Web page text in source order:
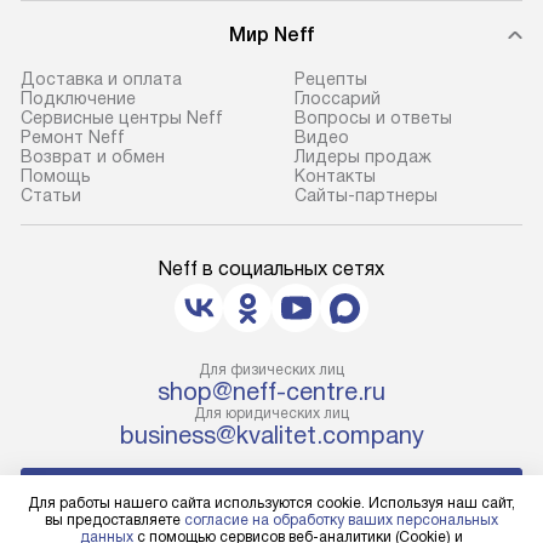
Мир Neff
Доставка и оплата
Подключение
Сервисные центры Neff
Ремонт Neff
Возврат и обмен
Помощь
Статьи
Рецепты
Глоссарий
Вопросы и ответы
Видео
Лидеры продаж
Контакты
Сайты-партнеры
Neff в социальных сетях
Для физических лиц
shop@neff-centre.ru
Для юридических лиц
business@kvalitet.company
Для работы нашего сайта используются cookie. Используя наш сайт,
вы предоставляете согласие на обработку ваших персональных
данных с помощью сервисов веб-аналитики (Cookie) и